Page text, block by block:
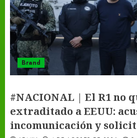
Brand
#NACIONAL | El R1 no
extraditado a EEUU:
incomunicación y